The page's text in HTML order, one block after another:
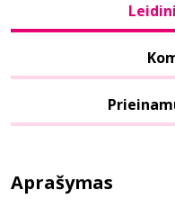
Aprašymas